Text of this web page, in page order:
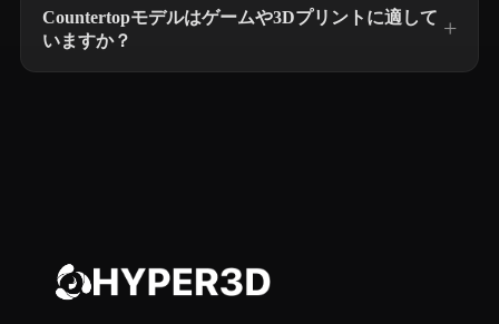
Countertopモデルはゲームや3Dプリントに適して
いますか？